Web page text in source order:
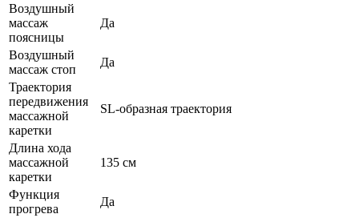
Воздушный
массаж
поясницы
Да
Воздушный
массаж стоп
Да
Траектория
передвижения
массажной
каретки
SL-образная траектория
Длина хода
массажной
каретки
135 см
Функция
прогрева
Да